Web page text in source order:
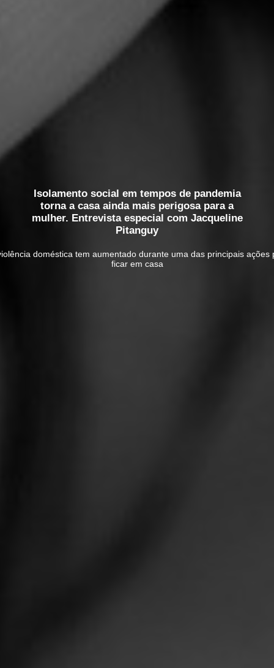
Isolamento social em tempos de pandemia
torna a casa ainda mais perigosa para a
mulher. Entrevista especial com Jacqueline
Pitanguy
doméstica tem aumentado durante uma das principais
ficar em casa